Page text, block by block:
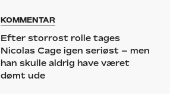
KOMMENTAR
Efter storrost rolle tages
Nicolas Cage igen seriøst – men
han skulle aldrig have været
dømt ude